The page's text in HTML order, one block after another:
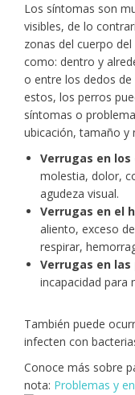
Los síntomas son
visibles, de lo
zonas del cuerpo
como: dentro y
o entre los dedos de
estos, los perros
síntomas o
ubicación, tamaño y
Verrugas en los
molestia, dolor,
agudeza visual.
Verrugas en el
aliento, exceso
respirar,
Verrugas en las
incapacidad para
También puede
infecten con
Conoce más sobre
nota: Problemas y